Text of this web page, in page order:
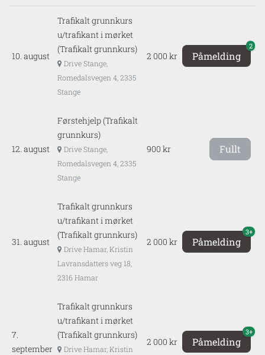
10. august
Trafikalt grunnkurs
u/trafikant i mørket
(Trafikalt grunnkurs)
Drive Stange,
Romedalsvegen 4, 2335
Stange
2 000 kr Påmelding
2
12. august
Førstehjelp (Trafikalt
grunnkurs)
Drive Stange,
Romedalsvegen 4, 2335
Stange
900 kr Fullt
31. august
Trafikalt grunnkurs
u/trafikant i mørket
(Trafikalt grunnkurs)
Drive Hamar, Kristin
Lavransdatters veg 18,
2316 Hamar
2 000 kr Påmelding
3+
7.
september
Trafikalt grunnkurs
u/trafikant i mørket
(Trafikalt grunnkurs)
Drive Hamar, Kristin
2 000 kr Påmelding
3+